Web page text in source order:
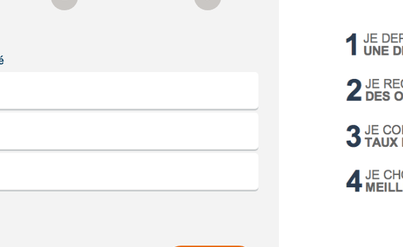
PEL
PERP